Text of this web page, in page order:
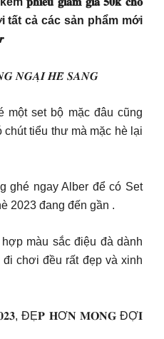
tất cả các sản phẩm mới
𝑵𝑮𝑨̣𝑰 𝑯𝑬̀ 𝑺𝑨𝑵𝑮
một set bộ mặc đâu cũng
chút tiểu thư mà mặc hè lại
ghé ngay Alber để có Set
2023 đang đến gần .
màu sắc điệu đà dành
chơi đều rất đẹp và xinh
ĐẸ𝐏 𝐇Ơ𝐍 𝐌𝐎𝐍𝐆 ĐỢ𝐈